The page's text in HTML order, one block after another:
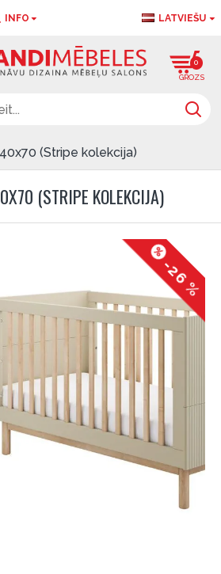
INFO LATVIEŠU
0
(Stripe kolekcija)
(STRIPE KOLEKCIJA)
-26 %